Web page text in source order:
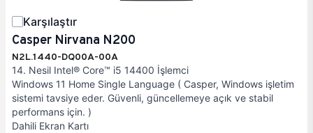
Karşılaştır
Casper Nirvana N200
N2L.1440-DQ00A-00A
14. Nesil Intel® Core™ i5 14400 İşlemci
Windows 11 Home Single Language ( Casper, Windows işletim
sistemi tavsiye eder. Güvenli, güncellemeye açık ve stabil
performans için. )
Dahili Ekran Kartı